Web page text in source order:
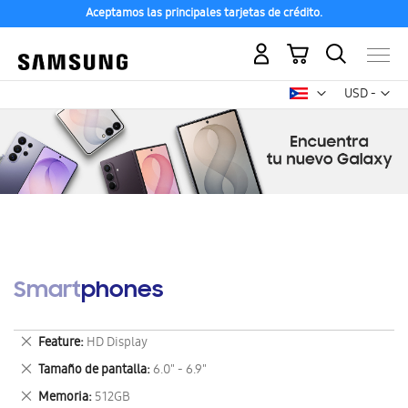
Aceptamos las principales tarjetas de crédito.
USD -
dólar
Mi carrito
Smartphones
Feature HD Display
Eliminar
este
artículo
Tamaño de pantalla 6.0" - 6.9"
Eliminar
este
Memoria 512GB
Eliminar